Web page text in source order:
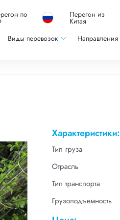
по Перегон из
Китая
Виды перевозок Направления
Характеристики:
Тип груза
Отрасль
Тип транспорта
Грузоподъемность